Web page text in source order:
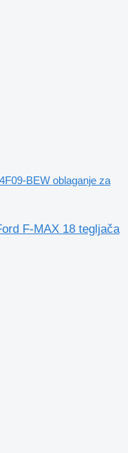
BEW oblaganje za
F-MAX 18 tegljača